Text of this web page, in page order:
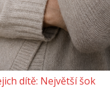
dítě: Největší šok